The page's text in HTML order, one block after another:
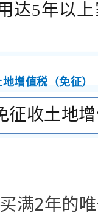
达5年以
地增值税（免征）
征收土地
满2年的